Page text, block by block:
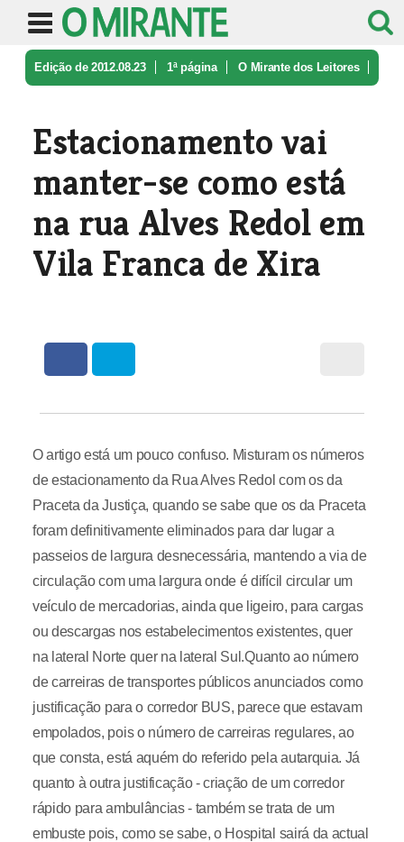
Edição de 2012.08.23 1ª página O Mirante dos Leitores
Estacionamento vai
manter-se como está
na rua Alves Redol em
Vila Franca de Xira
O artigo está um pouco confuso. Misturam os números
de estacionamento da Rua Alves Redol com os da
Praceta da Justiça, quando se sabe que os da Praceta
foram definitivamente eliminados para dar lugar a
passeios de largura desnecessária, mantendo a via de
circulação com uma largura onde é difícil circular um
veículo de mercadorias, ainda que ligeiro, para cargas
ou descargas nos estabelecimentos existentes, quer
na lateral Norte quer na lateral Sul.Quanto ao número
de carreiras de transportes públicos anunciados como
justificação para o corredor BUS, parece que estavam
empolados, pois o número de carreiras regulares, ao
que consta, está aquém do referido pela autarquia. Já
quanto à outra justificação - criação de um corredor
rápido para ambulâncias - também se trata de um
embuste pois, como se sabe, o Hospital sairá da actual